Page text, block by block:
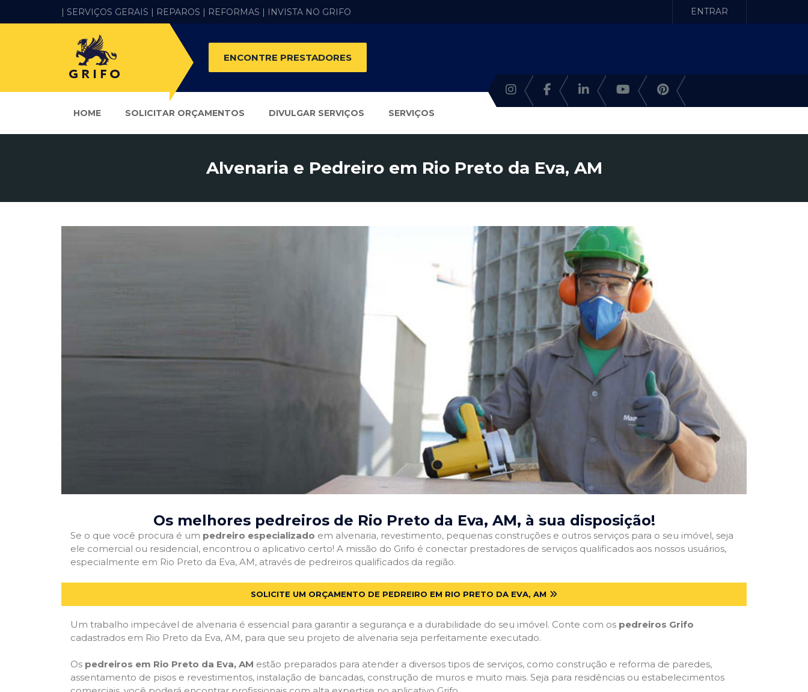
| SERVIÇOS GERAIS | REPAROS | REFORMAS | INVISTA NO GRIFO ENTRAR
ENCONTRE PRESTADORES
HOME SOLICITAR ORÇAMENTOS DIVULGAR SERVIÇOS SERVIÇOS
Alvenaria e Pedreiro em Rio Preto da Eva, AM
Os melhores pedreiros de Rio Preto da Eva, AM, à sua disposição!
Se o que você procura é um pedreiro especializado em alvenaria, revestimento, pequenas construções e outros serviços para o seu imóvel, seja
ele comercial ou residencial, encontrou o aplicativo certo! A missão do Grifo é conectar prestadores de serviços qualificados aos nossos usuários,
especialmente em Rio Preto da Eva, AM, através de pedreiros qualificados da região.
SOLICITE UM ORÇAMENTO DE PEDREIRO EM RIO PRETO DA EVA, AM
Um trabalho impecável de alvenaria é essencial para garantir a segurança e a durabilidade do seu imóvel. Conte com os pedreiros Grifo
cadastrados em Rio Preto da Eva, AM, para que seu projeto de alvenaria seja perfeitamente executado.
Os pedreiros em Rio Preto da Eva, AM estão preparados para atender a diversos tipos de serviços, como construção e reforma de paredes,
assentamento de pisos e revestimentos, instalação de bancadas, construção de muros e muito mais. Seja para residências ou estabelecimentos